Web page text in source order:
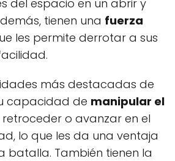
del espacio en un abrir y
tienen una fuerza
les permite derrotar a sus
más destacadas de
capacidad de manipular el
retroceder o avanzar en el
lo que les da una ventaja
batalla. También tienen la